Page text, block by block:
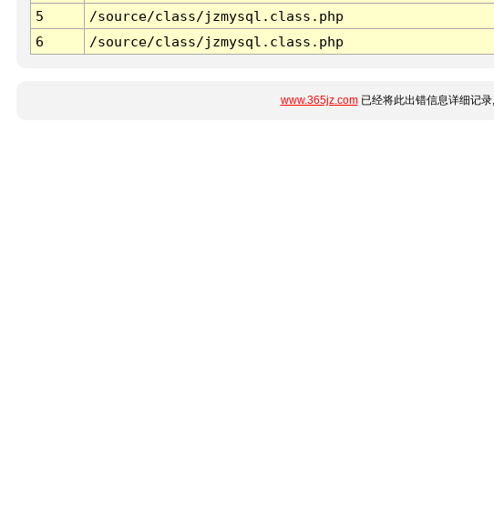
5
/source/class/jzmysql.class.php
6
/source/class/jzmysql.class.php
www.365jz.com已经将此出错信息详细记